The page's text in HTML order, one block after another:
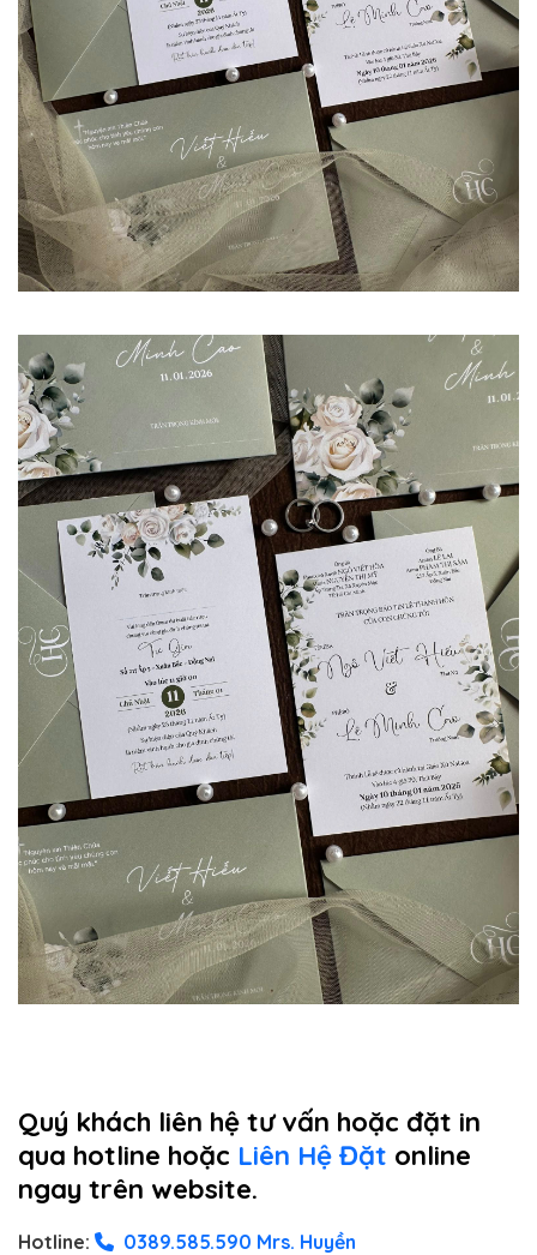
Quý khách liên hệ tư vấn hoặc đặt in
qua hotline hoặc Liên Hệ Đặt online
ngay trên website.
Hotline:
0389.585.590 Mrs. Huyền